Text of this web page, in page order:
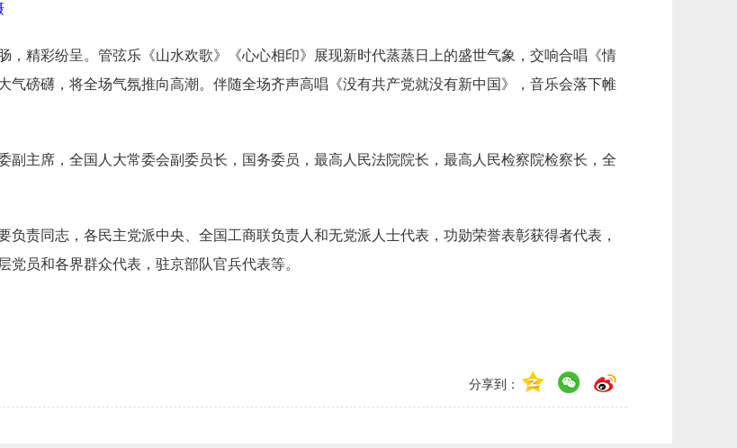
，精彩纷呈。管弦乐《山水欢歌》《心心相印》展现新时代蒸蒸日上的盛世气象，交响合唱《情
气磅礴，将全场气氛推向高潮。伴随全场齐声高唱《没有共产党就没有新中国》，音乐会落下帷
副主席，全国人大常委会副委员长，国务委员，最高人民法院院长，最高人民检察院检察长，全
责同志，各民主党派中央、全国工商联负责人和无党派人士代表，功勋荣誉表彰获得者代表，
员和各界群众代表，驻京部队官兵代表等。
分享到：